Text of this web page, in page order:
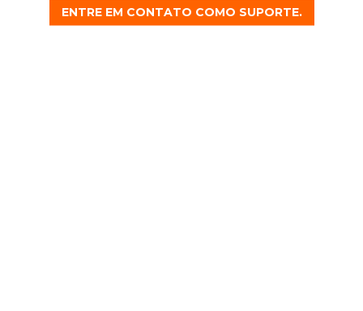
ENTRE EM CONTATO COMO SUPORTE.